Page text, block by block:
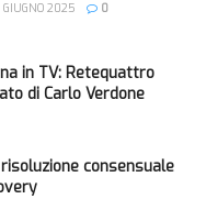
GIUGNO 2025 0
in TV: Retequattro
di Carlo Verdone
consensuale